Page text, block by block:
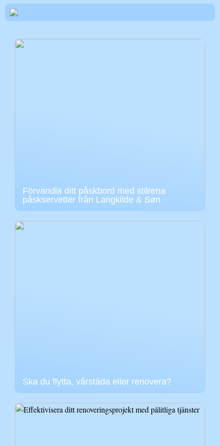
Förvandla ditt påskbord med stilrena
påskservetter från Langkilde & Søn
Ska du flytta, vårstäda eller renovera?